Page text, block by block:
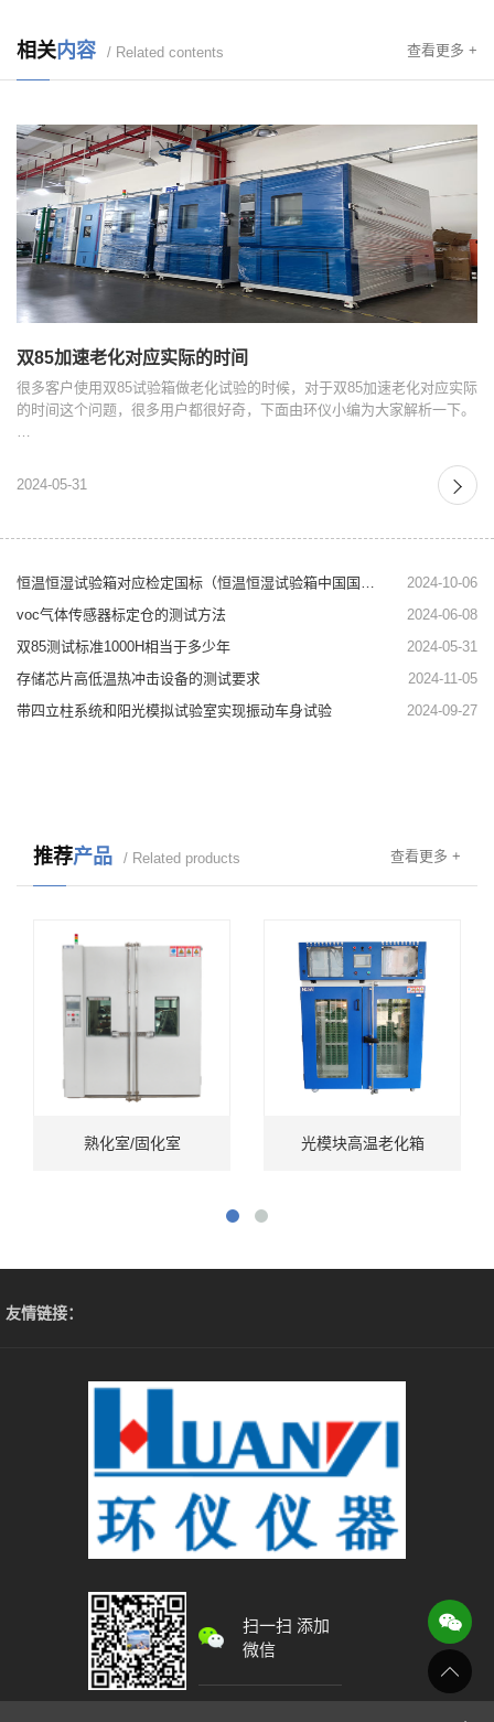
相关内容 / Related contents 查看更多 +
双85加速老化对应实际的时间
很多客户使用双85试验箱做老化试验的时候，对于双85加速老化对应实际
的时间这个问题，很多用户都很好奇，下面由环仪小编为大家解析一下。
2024-05-31
2024-10-06
voc气体传感器标定仓的测试方法
2024-06-08
双85测试标准1000H相当于多少年
2024-05-31
存储芯片高低温热冲击设备的测试要求
2024-11-05
带四立柱系统和阳光模拟试验室实现振动车身试验
2024-09-27
推荐产品 / Related products 查看更多 +
熟化室/固化室 光模块高温老化箱
友情链接：
扫一扫 添加
微信